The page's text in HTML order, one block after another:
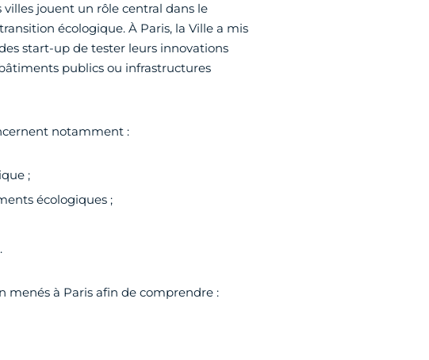
jouent un rôle central dans le
écologique. À Paris, la Ville a mis
start-up de tester leurs innovations
publics ou infrastructures
notamment :
;
écologiques ;
menés à Paris afin de comprendre :